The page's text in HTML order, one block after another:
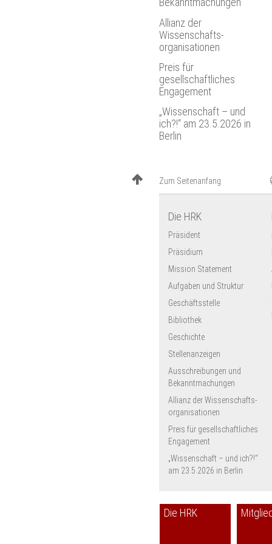
Mitgliederversammlungen
Jahresversammlungen
Plenarversammlungen
Wie es anfing
Mauerfall und
Wiedervereinigung
Stellenanzeigen der
Hochschulen
öffnen
E-Rechnung
Allianz der
Wissenschafts­
organisationen
Preis für
gesellschaftliches
Engagement
„Wissenschaft – und
ich?!“ am 23.5.2026 in
Berlin
Zum Seitenanfang
Die HRK
Präsident
Präsidium
Mission Statement
Aufgaben und Struktur
Geschäftsstelle
Bibliothek
Geschichte
Stellenanzeigen
Ausschreibungen und
Bekanntmachungen
Allianz der Wissenschafts­
organisationen
Preis für gesellschaftliches
Engagement
„Wissenschaft – und ich?!“
am 23.5.2026 in Berlin
Die HRK